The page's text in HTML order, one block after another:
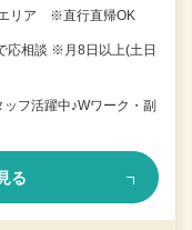
エリア ※直行直帰OK
応相談 ※月8日以上(土日
フ活躍中♪Wワーク・副
る